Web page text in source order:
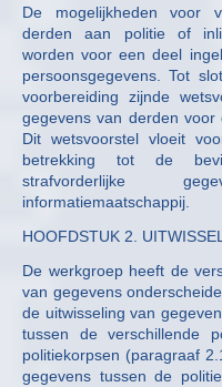
De mogelijkheden voor
derden aan politie of
worden voor een deel
persoonsgegevens. Tot
voorbereiding zijnde
gegevens van derden voor
Dit wetsvoorstel vloeit
betrekking tot de
strafvorderlijke
informatiemaatschappij.
HOOFDSTUK 2.
De werkgroep heeft de
van gegevens
de uitwisseling van
tussen de verschillende
politiekorpsen (paragraaf
gegevens tussen de